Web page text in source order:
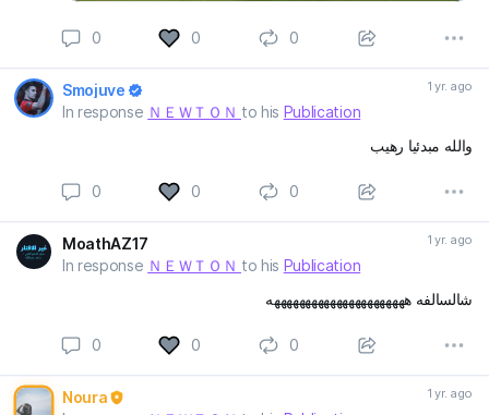
0 0 0
Smojuve 1 yr. ago
In response ＮＥＷＴＯＮ to his Publication
والله مبدئيا رهيب
0 0 0
MoathAZ17 1 yr. ago
In response ＮＥＷＴＯＮ to his Publication
شالسالفه ههههههههههههههههههههههه
0 0 0
Noura 1 yr. ago